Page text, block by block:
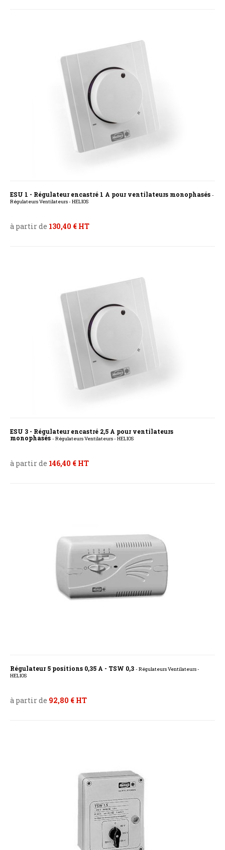
ESU 1 - Régulateur encastré 1 A pour ventilateurs monophasés -
Régulateurs Ventilateurs - HELIOS
à partir de 130,40 € HT
ESU 3 - Régulateur encastré 2,5 A pour ventilateurs
monophasés - Régulateurs Ventilateurs - HELIOS
à partir de 146,40 € HT
Régulateur 5 positions 0,35 A - TSW 0,3 - Régulateurs Ventilateurs -
HELIOS
à partir de 92,80 € HT